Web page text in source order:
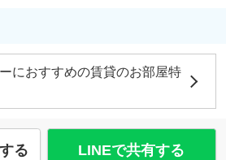
におすすめの賃貸のお部屋特
る LINEで共有する